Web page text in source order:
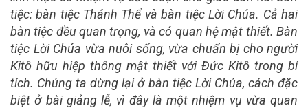
tiệc: bàn tiệc Thánh Thể và bàn tiệc Lời Chúa. Cả hai
bàn tiệc đều quan trọng, và có quan hệ mật thiết. Bàn
tiệc Lời Chúa vừa nuôi sống, vừa chuẩn bị cho người
Kitô hữu hiệp thông mật thiết với Đức Kitô trong bí
tích. Chúng ta dừng lại ở bàn tiệc Lời Chúa, cách đặc
biệt ở bài giảng lễ, vì đây là một nhiệm vụ vừa quan